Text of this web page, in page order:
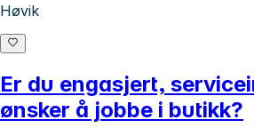
Høvik
Er du engasjert,
ønsker å jobbe i butikk?